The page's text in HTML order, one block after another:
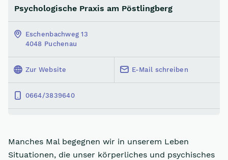
Psychologische Praxis am Pöstlingberg
Eschenbachweg 13
4048 Puchenau
Zur Website E-Mail schreiben
0664/3839640
Manches Mal begegnen wir in unserem Leben
Situationen, die unser körperliches und psychisches